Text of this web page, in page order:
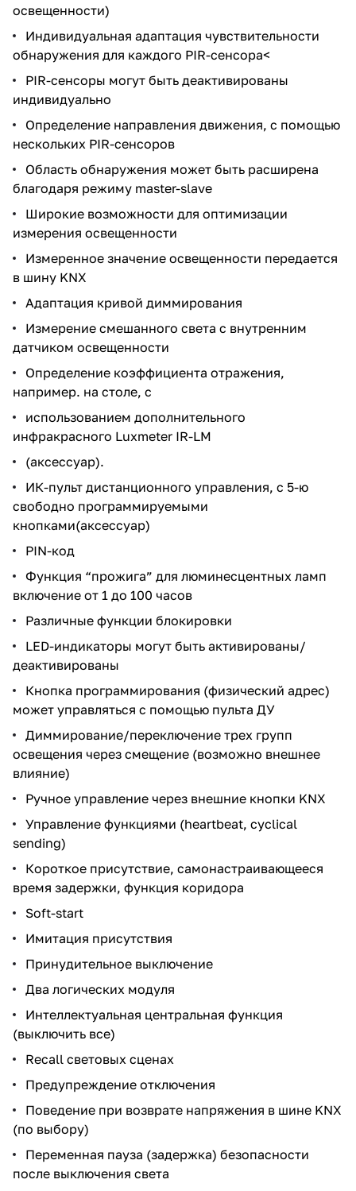
освещенности)
Индивидуальная адаптация чувствительности
обнаружения для каждого PIR-сенсора<
PIR-сенсоры могут быть деактивированы
индивидуально
Определение направления движения, с помощью
нескольких PIR-сенсоров
Область обнаружения может быть расширена
благодаря режиму master-slave
Широкие возможности для оптимизации
измерения освещенности
Измеренное значение освещенности передается
в шину KNX
Адаптация кривой диммирования
Измерение смешанного света с внутренним
датчиком освещенности
Определение коэффициента отражения,
например. на столе, с
использованием дополнительного
инфракрасного Luxmeter IR-LM
(аксессуар).
ИК-пульт дистанционного управления, с 5-ю
свободно программируемыми
кнопками(аксессуар)
PIN-код
Функция “прожига” для люминесцентных ламп
включение от 1 до 100 часов
Различные функции блокировки
LED-индикаторы могут быть активированы/
деактивированы
Кнопка программирования (физический адрес)
может управляться с помощью пульта ДУ
Диммирование/переключение трех групп
освещения через смещение (возможно внешнее
влияние)
Ручное управление через внешние кнопки KNX
Управление функциями (heartbeat, cyclical
sending)
Короткое присутствие, самонастраивающееся
время задержки, функция коридора
Soft-start
Имитация присутствия
Принудительное выключение
Два логических модуля
Интеллектуальная центральная функция
(выключить все)
Recall световых сценах
Предупреждение отключения
Поведение при возврате напряжения в шине KNX
(по выбору)
Переменная пауза (задержка) безопасности
после выключения света